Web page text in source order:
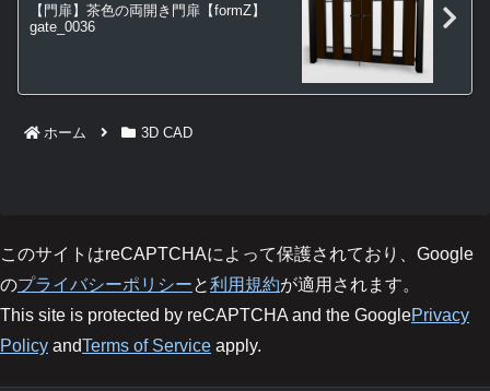
【門扉】茶色の両開き門扉【formZ】
gate_0036
ホーム 3D CAD
このサイトはreCAPTCHAによって保護されており、Google
のプライバシーポリシーと利用規約が適用されます。
This site is protected by reCAPTCHA and the GooglePrivacy
Policy andTerms of Service apply.